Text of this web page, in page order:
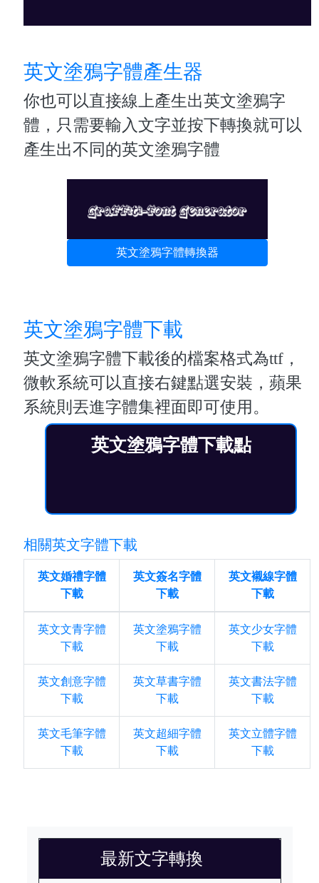
英文塗鴉字體產生器
你也可以直接線上產生出英文塗鴉字
體，只需要輸入文字並按下轉換就可以
產生出不同的英文塗鴉字體
英文塗鴉字體轉換器
英文塗鴉字體下載
英文塗鴉字體下載後的檔案格式為ttf，
微軟系統可以直接右鍵點選安裝，蘋果
系統則丟進字體集裡面即可使用。
英文塗鴉字體下載點
相關英文字體下載
英文婚禮字體
下載
英文簽名字體
下載
英文襯線字體
下載
英文文青字體
下載
英文塗鴉字體
下載
英文少女字體
下載
英文創意字體
下載
英文草書字體
下載
英文書法字體
下載
英文毛筆字體
下載
英文超細字體
下載
英文立體字體
下載
最新文字轉換